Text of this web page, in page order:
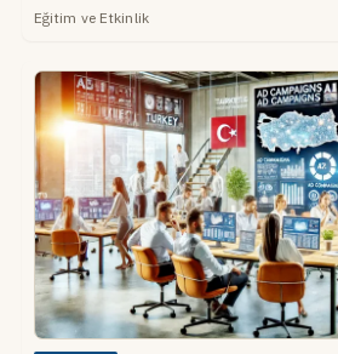
Eğitim ve Etkinlik